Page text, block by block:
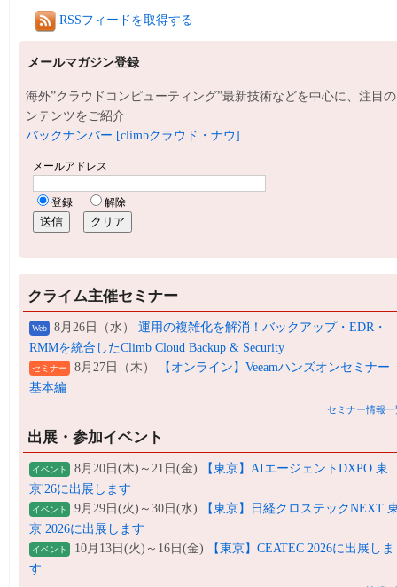
RSSフィードを取得する
メールマガジン登録
海外”クラウドコンピューティング”最新技術などを中心に、注目
ンテンツをご紹介
バックナンバー [climbクラウド・ナウ]
クライム主催セミナー
Web 8月26日（水） 運用の複雑化を解消！バックアップ・EDR・
RMMを統合したClimb Cloud Backup & Security
セミナー 8月27日（木）
【オンライン】Veeamハンズオンセミナー
基本編
セミナー情報一
出展・参加イベント
イベント 8月20日(木)～21日(金)
【東京】AIエージェントDXPO 東
京'26に出展します
イベント 9月29日(火)～30日(水)
【東京】日経クロステックNEXT
京 2026に出展します
イベント 10月13日(火)～16日(金)
【東京】CEATEC 2026に出展しま
す